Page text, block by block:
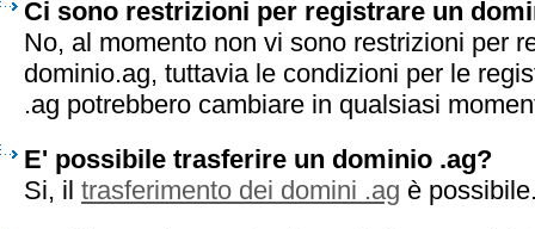
Ci sono restrizioni per registrare un
No, al momento non vi sono restrizioni per
dominio.ag, tuttavia le condizioni per le
.ag potrebbero cambiare in qualsiasi
E' possibile trasferire un dominio .ag?
Si, il trasferimento dei domini .ag è